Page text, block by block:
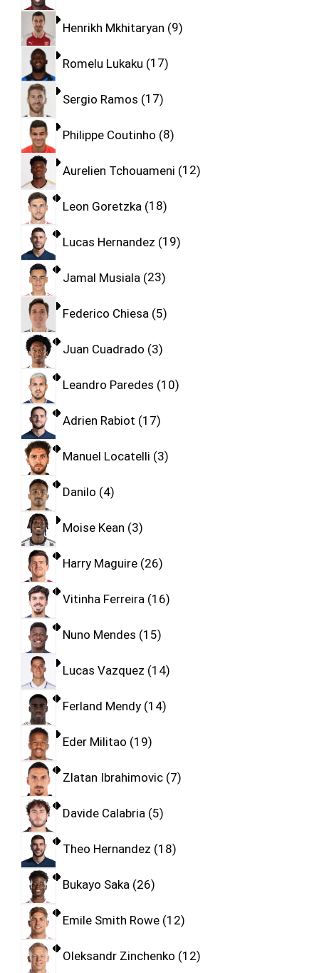
Henrikh Mkhitaryan 9
Romelu Lukaku 17
Sergio Ramos 17
Philippe Coutinho 8
Aurelien Tchouameni 12
Leon Goretzka 18
Lucas Hernandez 19
Jamal Musiala 23
Federico Chiesa 5
Juan Cuadrado 3
Leandro Paredes 10
Adrien Rabiot 17
Manuel Locatelli 3
Danilo 4
Moise Kean 3
Harry Maguire 26
Vitinha Ferreira 16
Nuno Mendes 15
Lucas Vazquez 14
Ferland Mendy 14
Eder Militao 19
Zlatan Ibrahimovic 7
Davide Calabria 5
Theo Hernandez 18
Bukayo Saka 26
Emile Smith Rowe 12
Oleksandr Zinchenko 12